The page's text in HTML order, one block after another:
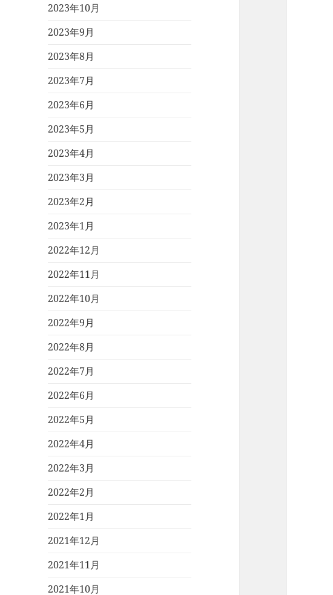
2023年10月
2023年9月
2023年8月
2023年7月
2023年6月
2023年5月
2023年4月
2023年3月
2023年2月
2023年1月
2022年12月
2022年11月
2022年10月
2022年9月
2022年8月
2022年7月
2022年6月
2022年5月
2022年4月
2022年3月
2022年2月
2022年1月
2021年12月
2021年11月
2021年10月